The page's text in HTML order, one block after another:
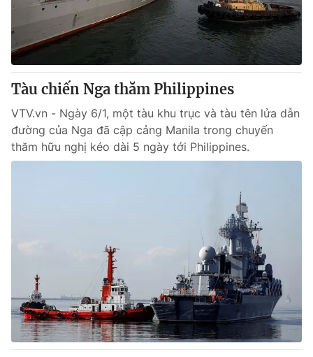
Tàu chiến Nga thăm Philippines
VTV.vn - Ngày 6/1, một tàu khu trục và tàu tên lửa dẫn
đường của Nga đã cập cảng Manila trong chuyến
thăm hữu nghị kéo dài 5 ngày tới Philippines.